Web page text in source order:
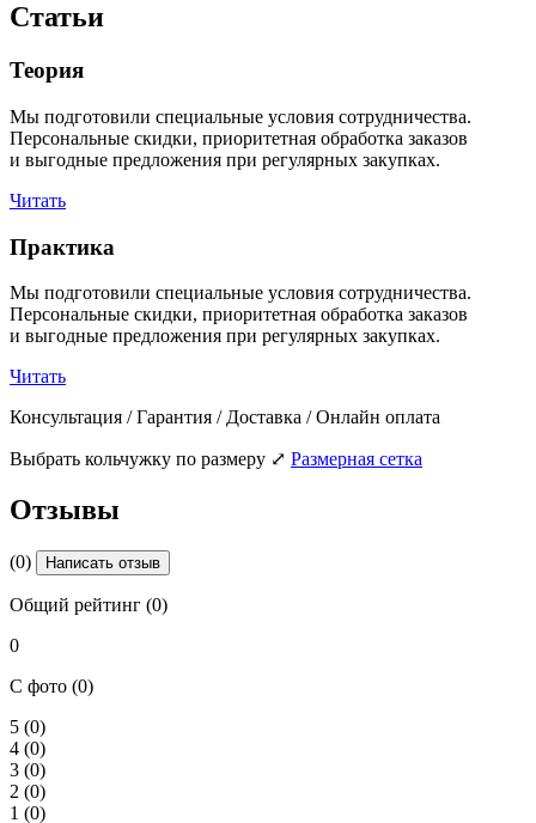
Статьи
Теория
Мы подготовили специальные условия сотрудничества.
Персональные скидки, приоритетная обработка заказов
и выгодные предложения при регулярных закупках.
Читать
Практика
Мы подготовили специальные условия сотрудничества.
Персональные скидки, приоритетная обработка заказов
и выгодные предложения при регулярных закупках.
Читать
Консультация / Гарантия / Доставка / Онлайн оплата
Выбрать кольчужку по размеру ⤢ Размерная сетка
Отзывы
(0) Написать отзыв
Общий рейтинг (0)
0
С фото (0)
5 (0)
4 (0)
3 (0)
2 (0)
1 (0)